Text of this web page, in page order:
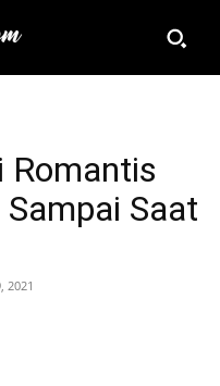
Romantis
Saat
2021